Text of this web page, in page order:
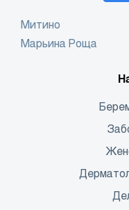
Митино
Марьина Роща